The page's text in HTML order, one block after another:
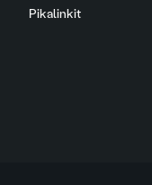
Pikalinkit